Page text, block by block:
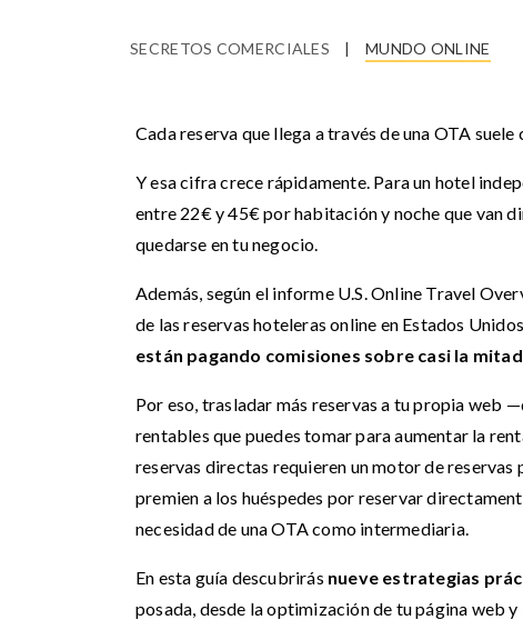
SECRETOS COMERCIALES | MUNDO ONLINE
Cada reserva que llega a través de una OTA
Y esa cifra crece rápidamente. Para un hotel
entre 22€ y 45€ por habitación y noche que van
quedarse en tu negocio.
Además, según el informe U.S. Online Travel
de las reservas hoteleras online en Estados
están pagando comisiones sobre casi la
Por eso, trasladar más reservas a tu propia web
rentables que puedes tomar para aumentar la
reservas directas requieren un motor de
premien a los huéspedes por reservar
necesidad de una OTA como intermediaria.
En esta guía descubrirás nueve estrategias
posada, desde la optimización de tu página web